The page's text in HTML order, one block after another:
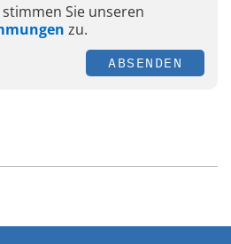
Sie unseren
zu.
ABSENDEN